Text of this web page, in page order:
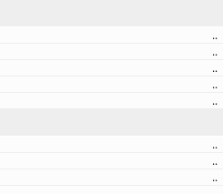
..
..
..
..
..
..
..
..